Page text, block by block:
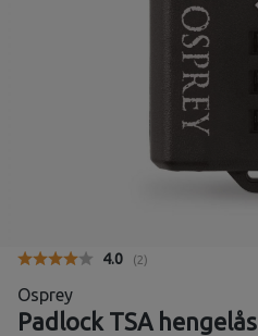
Gjennomsnittskarakter:
4.0 (stemmer:
2)
Osprey
Padlock TSA hengelås